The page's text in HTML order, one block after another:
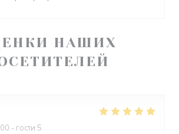
НАШИХ
- гости 5